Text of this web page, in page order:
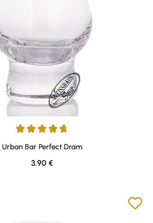
Bewertung von 4.85 von 5 Sternen
Urban Bar Perfect Dram
Regulärer Preis:
3,90 €